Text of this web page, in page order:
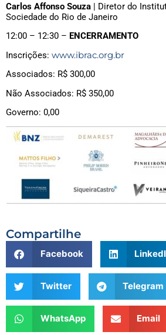
Carlos Affonso Souza | Diretor do
Sociedade do Rio de Janeiro
12:00 – 12:30 – ENCERRAMENTO
Inscrições: www.ibrac.org.br
Associados: R$ 300,00
Não Associados: R$ 350,00
Governo: 0,00
Compartilhe
Facebook
Twitter Telegram
WhatsApp Email